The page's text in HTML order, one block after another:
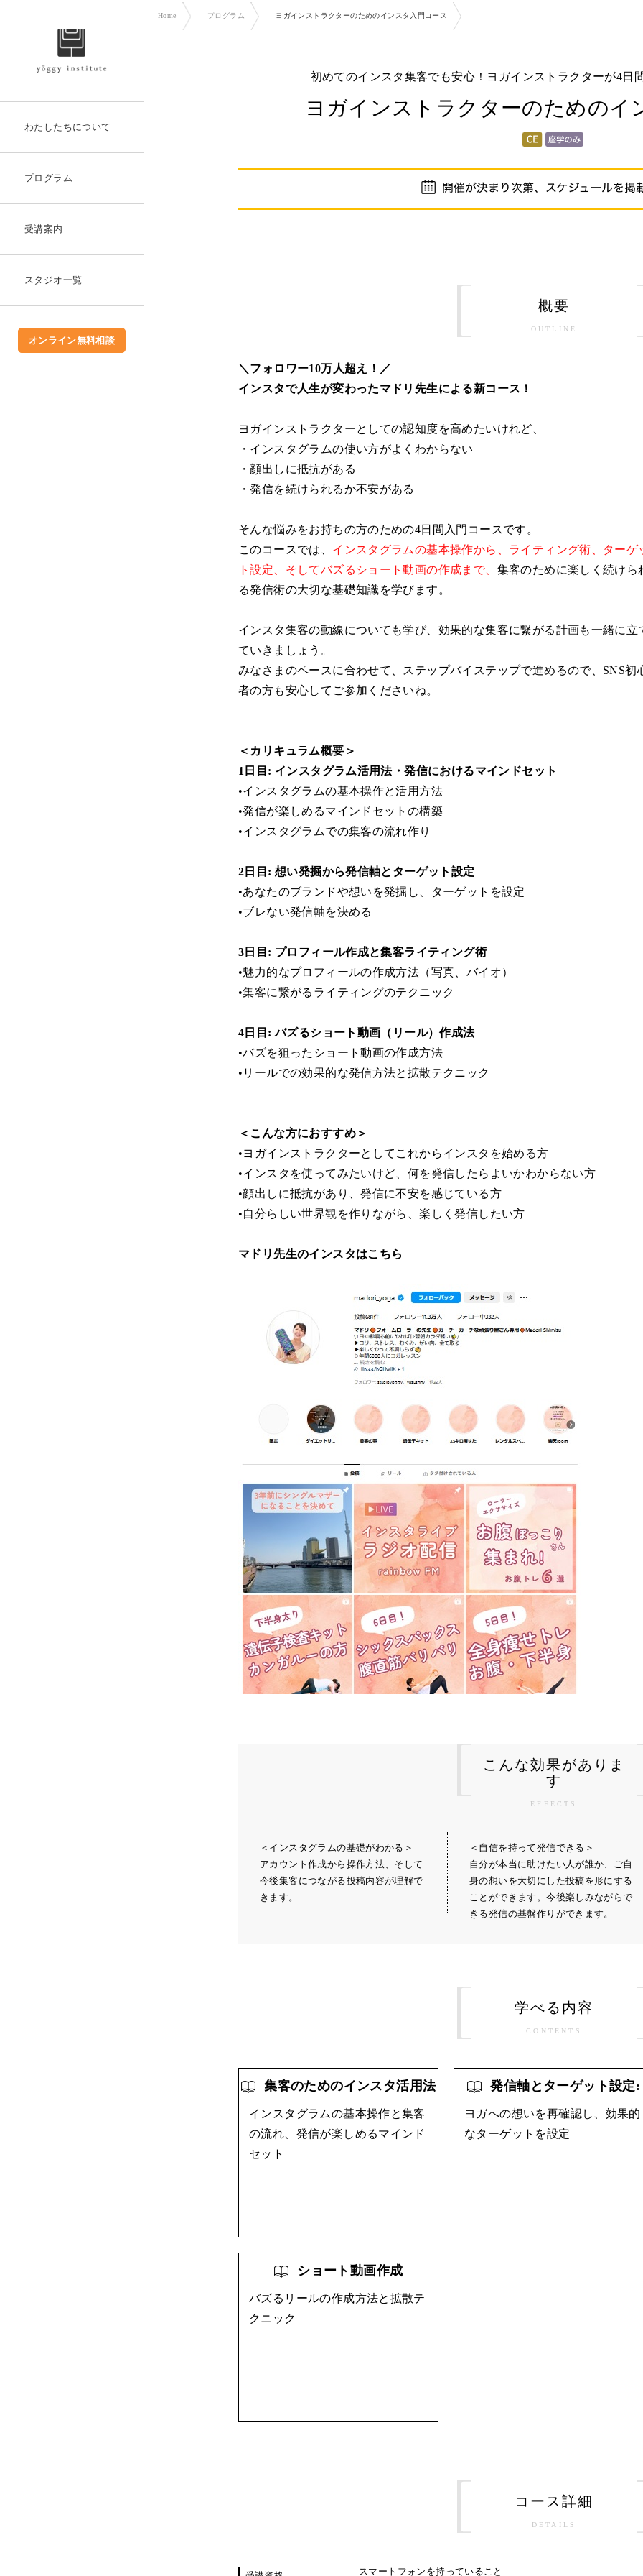
わたしたちについて
プログラム
受講案内
スタジオ一覧
オンライン無料相談
Home プログラム ヨガインストラクターのためのインスタ入門コース
初めてのインスタ集客でも安心！ヨガインストラクターが4日
ヨガインストラクターのためのイ
概要
OUTLINE
＼フォロワー10万人超え！／
インスタで人生が変わったマドリ先生による新コース！
ヨガインストラクターとしての認知度を高めたいけれど、
・インスタグラムの使い方がよくわからない
・顔出しに抵抗がある
・発信を続けられるか不安がある
そんな悩みをお持ちの方のための4日間入門コースです。
このコースでは、 インスタグラムの基本操作から、ライティング術、ターゲ
ト設定、そしてバズるショート動画の作成まで、 集客のために楽しく続けら
る発信術の大切な基礎知識を学びます。
インスタ集客の動線についても学び、効果的な集客に繋がる計画も一緒に立
ていきましょう。
みなさまのペースに合わせて、ステップバイステップで進めるので、SNS初
者の方も安心してご参加くださいね。
＜カリキュラム概要＞
1日目: インスタグラム活用法・発信におけるマインドセット
•インスタグラムの基本操作と活用方法
•発信が楽しめるマインドセットの構築
•インスタグラムでの集客の流れ作り
2日目: 想い発掘から発信軸とターゲット設定
•あなたのブランドや想いを発掘し、ターゲットを設定
•ブレない発信軸を決める
3日目: プロフィール作成と集客ライティング術
•魅力的なプロフィールの作成方法（写真、バイオ）
•集客に繋がるライティングのテクニック
4日目: バズるショート動画（リール）作成法
•バズを狙ったショート動画の作成方法
•リールでの効果的な発信方法と拡散テクニック
＜こんな方におすすめ＞
•ヨガインストラクターとしてこれからインスタを始める方
•インスタを使ってみたいけど、何を発信したらよいかわからない方
•顔出しに抵抗があり、発信に不安を感じている方
•自分らしい世界観を作りながら、楽しく発信したい方
マドリ先生のインスタはこちら
こんな効果がありま
す
EFFECTS
＜インスタグラムの基礎がわかる＞
アカウント作成から操作方法、そして
今後集客につながる投稿内容が理解で
きます。
＜自信を持って発信できる＞
自分が本当に助けたい人が誰か、ご自
身の想いを大切にした投稿を形にする
ことができます。今後楽しみながらで
きる発信の基盤作りができます。
学べる内容
CONTENTS
集客のためのインスタ活用法
インスタグラムの基本操作と集客
の流れ、発信が楽しめるマインド
セット
発信軸とターゲット設定:
ヨガへの想いを再確認し、効果的
なターゲットを設定
ショート動画作成
バズるリールの作成方法と拡散テ
クニック
コース詳細
DETAILS
スマートフォンを持っていること